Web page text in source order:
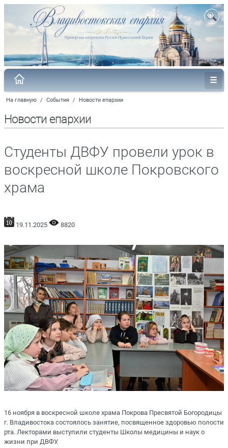
На главную / События / Новости епархии
Новости епархии
Студенты ДВФУ провели урок в
воскресной школе Покровского
храма
19.11.2025 8820
16 ноября в воскресной школе храма Покрова Пресвятой Богородицы
г. Владивостока состоялось занятие, посвященное здоровью полости
рта. Лекторами выступили студенты Школы медицины и наук о
жизни при ДВФУ.